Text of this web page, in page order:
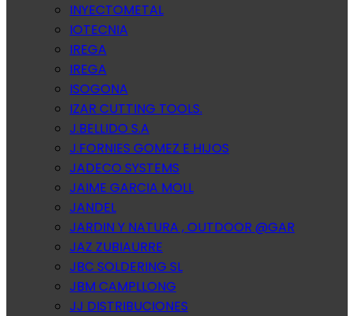
INYECTOMETAL
IOTECNIA
IREGA
IREGA
ISOGONA
IZAR CUTTING TOOLS.
J.BELLIDO S.A
J.FORNIES GOMEZ E HIJOS
JADECO SYSTEMS
JAIME GARCIA MOLL
JANDEL
JARDIN Y NATURA , OUTDOOR @GAR
JAZ ZUBIAURRE
JBC SOLDERING SL
JBM CAMPLLONG
JJ DISTRIBUCIONES